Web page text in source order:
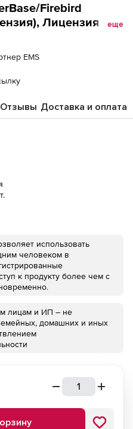
Firebird
Лицензия +еще
EMS
Отзывы Доставка и оплата
использовать
человеком в
к продукту более чем с
лицам и ИП – не
домашних и иных